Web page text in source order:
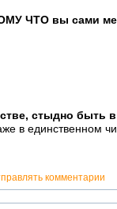
ЧТО вы сами
стыдно быть в
в единственном
комментарии